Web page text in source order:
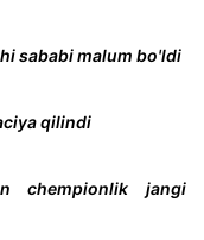
sababi malum bo'ldi
qilindi
chempionlik jangi